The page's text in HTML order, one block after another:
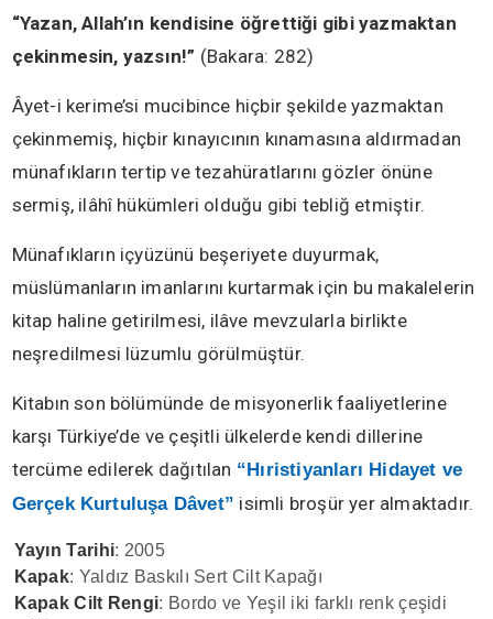
“Yazan, Allah’ın kendisine öğrettiği gibi yazmaktan
çekinmesin, yazsın!” (Bakara: 282)
Âyet-i kerime’si mucibince hiçbir şekilde yazmaktan
çekinmemiş, hiçbir kınayıcının kınamasına aldırmadan
münafıkların tertip ve tezahüratlarını gözler önüne
sermiş, ilâhî hükümleri olduğu gibi tebliğ etmiştir.
Münafıkların içyüzünü beşeriyete duyurmak,
müslümanların imanlarını kurtarmak için bu makalelerin
kitap haline getirilmesi, ilâve mevzularla birlikte
neşredilmesi lüzumlu görülmüştür.
Kitabın son bölümünde de misyonerlik faaliyetlerine
karşı Türkiye’de ve çeşitli ülkelerde kendi dillerine
tercüme edilerek dağıtılan “Hıristiyanları Hidayet ve
Gerçek Kurtuluşa Dâvet” isimli broşür yer almaktadır.
Yayın Tarihi: 2005
Kapak: Yaldız Baskılı Sert Cilt Kapağı
Kapak Cilt Rengi: Bordo ve Yeşil iki farklı renk çeşidi